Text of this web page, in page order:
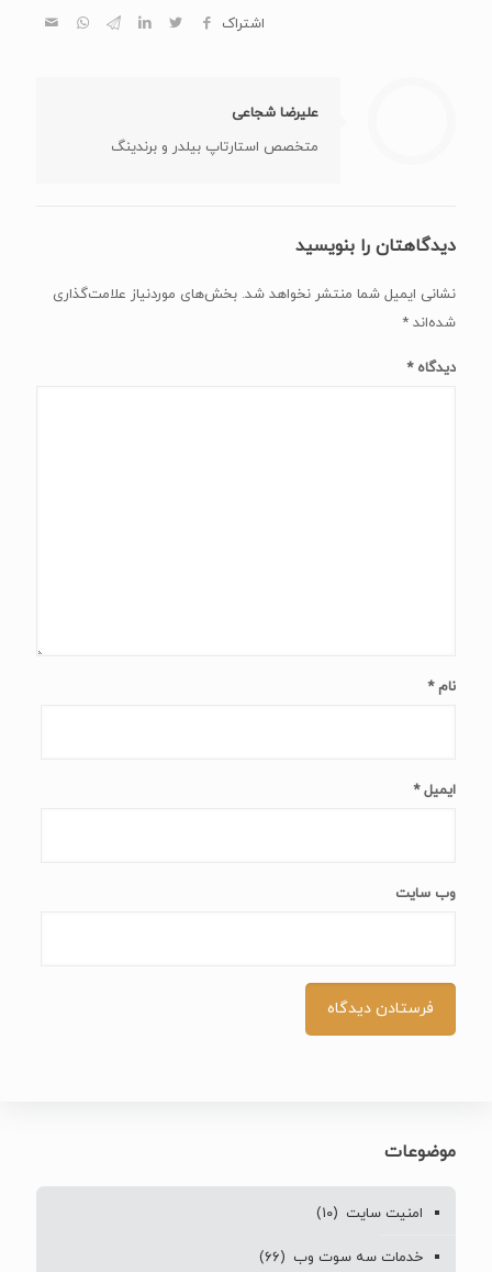
اشتراک
علیرضا شجاعی
متخصص استارتاپ بیلدر و برندینگ
دیدگاهتان را بنویسید
نشانی ایمیل شما منتشر نخواهد شد. بخش‌های موردنیاز علامت‌گذاری
شده‌اند *
دیدگاه*
نام*
ایمیل*
وب‌ سایت
موضوعات
امنیت سایت (۱۰)
خدمات سه سوت وب (۶۶)